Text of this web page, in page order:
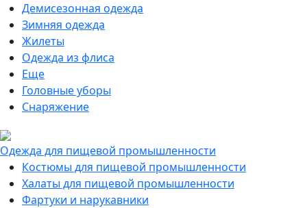
Демисезонная одежда
Зимняя одежда
Жилеты
Одежда из флиса
Еще
Головные уборы
Снаряжение
Одежда для пищевой промышленности
Костюмы для пищевой промышленности
Халаты для пищевой промышленности
Фартуки и нарукавники